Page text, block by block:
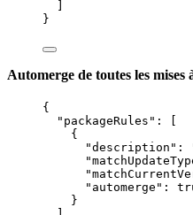
}
Automerge de toutes les
{
"packageRules" : [
{
"description" :
"automerge" :
}